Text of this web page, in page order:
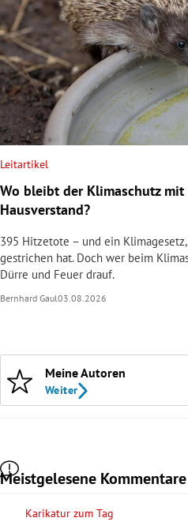
Leitartikel
Wo bleibt der Klimaschutz mit
Hausverstand?
395 Hitzetote – und ein
gestrichen hat. Doch wer beim
Dürre und Feuer drauf.
Bernhard Gaul03.08.2026
Meine Autoren
Weiter
Meistgelesene Kommentare
Karikatur zum Tag